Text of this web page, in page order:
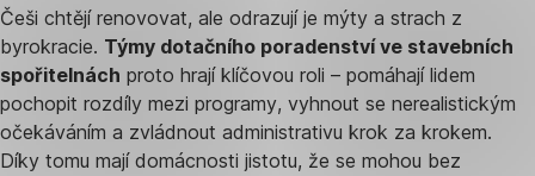
Češi chtějí renovovat, ale odrazují je mýty a strach z
byrokracie. Týmy dotačního poradenství ve stavebních
spořitelnách proto hrají klíčovou roli – pomáhají lidem
pochopit rozdíly mezi programy, vyhnout se nerealistickým
očekáváním a zvládnout administrativu krok za krokem.
Díky tomu mají domácnosti jistotu, že se mohou bez